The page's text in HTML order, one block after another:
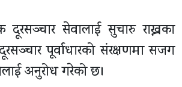
दूरसञ्चार सेवालाई सुचारु राख्नका
पूर्वाधारको संरक्षणमा सजग
अनुरोध गरेको छ।